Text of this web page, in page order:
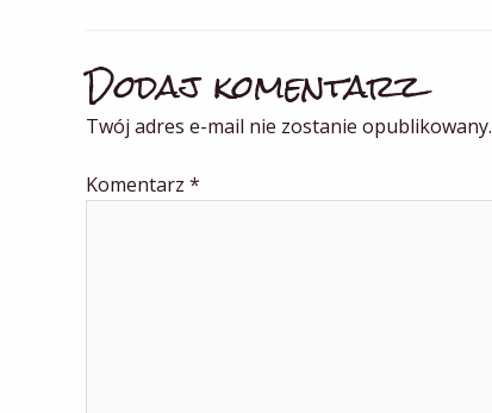
Dodaj komentarz
Twój adres e-mail nie zostanie opublikowany.
Komentarz *